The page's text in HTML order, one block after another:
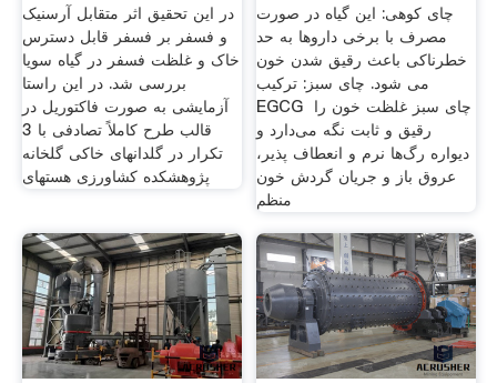
در این تحقیق اثر متقابل آرسنیک
و فسفر بر فسفر قابل دسترس
خاک و غلظت فسفر در گیاه سویا
بررسی شد. در این راستا
آزمایشی به صورت فاکتوریل در
قالب طرح کاملاً تصادفی با 3
تکرار در گلدان­های خاکی گلخانه
پژوهشکده کشاورزی هسته­ای
چای کوهی: این گیاه در صورت
مصرف با برخی داروها به حد
خطرناکی باعث رقیق شدن خون
می شود. چای سبز: ترکیب‎
EGCG ‎ چای سبز غلظت خون را
‏رقیق ‏و ثابت نگه می‌دارد و
دیواره رگ‌ها نرم و انعطاف پذیر،
عروق باز و جریان گردش خون
منظم